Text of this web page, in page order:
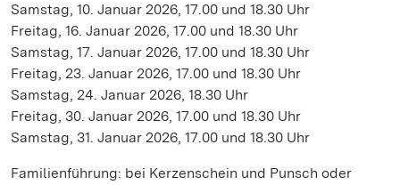
Samstag, 10. Januar 2026, 17.00 und 18.30 Uhr
Freitag, 16. Januar 2026, 17.00 und 18.30 Uhr
Samstag, 17. Januar 2026, 17.00 und 18.30 Uhr
Freitag, 23. Januar 2026, 17.00 und 18.30 Uhr
Samstag, 24. Januar 2026, 18.30 Uhr
Freitag, 30. Januar 2026, 17.00 und 18.30 Uhr
Samstag, 31. Januar 2026, 17.00 und 18.30 Uhr
Familienführung: bei Kerzenschein und Punsch oder